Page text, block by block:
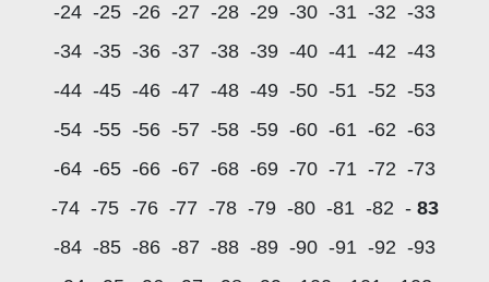
-24 -25 -26 -27 -28 -29 -30 -31 -32 -33
-34 -35 -36 -37 -38 -39 -40 -41 -42 -43
-44 -45 -46 -47 -48 -49 -50 -51 -52 -53
-54 -55 -56 -57 -58 -59 -60 -61 -62 -63
-64 -65 -66 -67 -68 -69 -70 -71 -72 -73
-74 -75 -76 -77 -78 -79 -80 -81 -82 - 83
-84 -85 -86 -87 -88 -89 -90 -91 -92 -93